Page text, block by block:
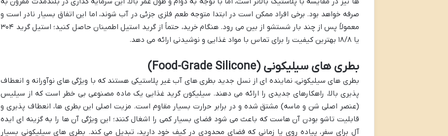
صرفه خواهد بود. برخی افراد ممکن است در ابتدا متوجه طعم فلزی جزئی در آب شوند، اما این اتفاق بسیار نادر است و
معمولاً پس از چند بار شستشو از بین می رود. هنگام خرید، حتماً از گرید استیل اطمینان حاصل کنید؛ استیل گرید ۳۰۴
یا ۱۸/۸ بهترین کیفیت را برای تماس با مواد غذایی و نوشیدنی ارائه می دهد.
بطری های سیلیکونی (Food-Grade Silicone)
بطری های سیلیکونی، نماینده ای از نسل جدید بطری های آب غیر پلاستیکی هستند که با ویژگی های نوآورانه و انعطاف
پذیری بالا، راهکارهای جدیدی را ارائه می دهند. سیلیکون گرید غذایی یک ماده مصنوعی بی خطر است که از سیلیس
(عنصر اصلی شن و ماسه) مشتق شده و در برابر حرارت بسیار مقاوم است. مزیت اصلی این بطری ها، انعطاف پذیری و
قابلیت تاشو بودن آن هاست که باعث می شود فضای بسیار کمی را اشغال کنند؛ این ویژگی آن ها را به گزینه ای ایده
آل برای سفر، پیاده روی یا زمانی که فضای محدودی در کیف خود دارید، تبدیل می کند. بطری های سیلیکونی بسیار